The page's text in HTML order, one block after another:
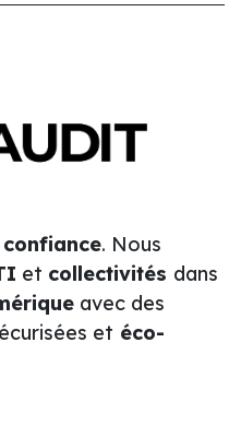
. Nous
et collectivités dans
avec des
et éco-